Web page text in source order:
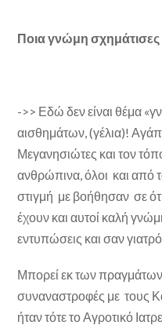
Ποια γνώμη σχημάτισες
->> Εδώ δεν είναι θέμα
αισθημάτων, (γέλια)!
Μεγανησιώτες και τον
ανθρώπινα, όλοι και από
στιγμή με βοήθησαν σε
έχουν και αυτοί καλή
εντυπώσεις και σαν
Μπορεί εκ των πραγμάτων
συναναστροφές με τους
ήταν τότε το Αγροτικό